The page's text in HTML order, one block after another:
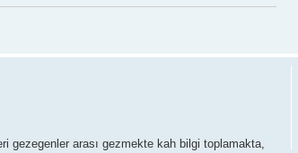
gezegenler arası gezmekte kah bilgi toplamakta,